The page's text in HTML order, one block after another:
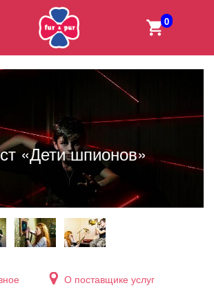
0
«Дети шпионов»
О поставщике услуг